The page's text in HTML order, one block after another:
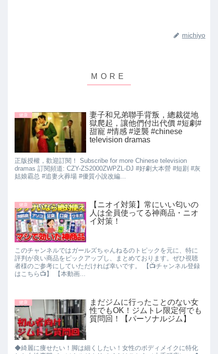
michiyo
健康
妻子和兄弟聯手背叛，總裁從地
獄爬起，讓他們付出代價 #短劇#
甜寵 #情感 #逆襲 #chinese
television dramas
正版授權，歡迎訂閱！ Subscribe for more Chinese television
dramas 訂閱頻道: CZY-ZS2000ZWPZL-DJ #好劇大本營 #短剧 #灰
姑娘霸总 #追妻火葬場 #優質小說改編...
健康
【ニオイ対策】常にいい匂いの
人は全員使ってる神商品・ニオ
イ対策！
このチャンネルではガールズちゃんねるのトピックを元に、特に
評判が良い商品をピックアップし、まとめております。ぜひ視聴
者様のご参考にしていただければ幸いです。 【📺チャンネル登録
はこちら📺】 【本動画...
健康
まだジムに行ったことのない女
性でもOK！ジムトレ限定何でも
質問回！【パーソナルジム】
◆綺麗に痩せたい！脚は細くしたい！女性のボディメイクに特化